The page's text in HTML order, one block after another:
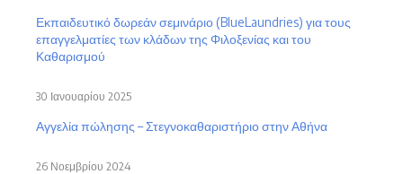
Εκπαιδευτικό δωρεάν σεμινάριο (BlueLaundries) για τους
επαγγελματίες των κλάδων της Φιλοξενίας και του
Καθαρισμού
Αγγελία πώλησης – Στεγνοκαθαριστήριο στην Αθήνα
30 Ιανουαρίου 2025
26 Νοεμβρίου 2024